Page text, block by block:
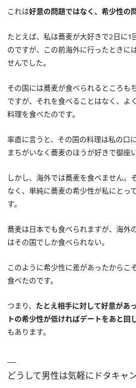
これは好意の問題ではなく、希少性の
たとえば、私は蕎麦が大好きで2日に1
のですが、この前海外に行ったときに
せんでした。
その国には蕎麦が食べられるところも
ですが、それを食べることはなく、よ
料理を食べたのです。
率直に言うと、その国の料理は私の口
まちがいなく蕎麦のほうが好きで御座い
しかし、海外では蕎麦を食べません。
なく、単純に蕎麦の希少性が私にとっ
す。
蕎麦は日本でも食べられますが、海外
はその国でしか食べられない。
このように希少性に差があったからこ
食べたのです。
つまり、 たとえ相手に対して好意があ
トの希少性が低ければデートをあと回
もあります。
どうして男性は気軽にドタキャ